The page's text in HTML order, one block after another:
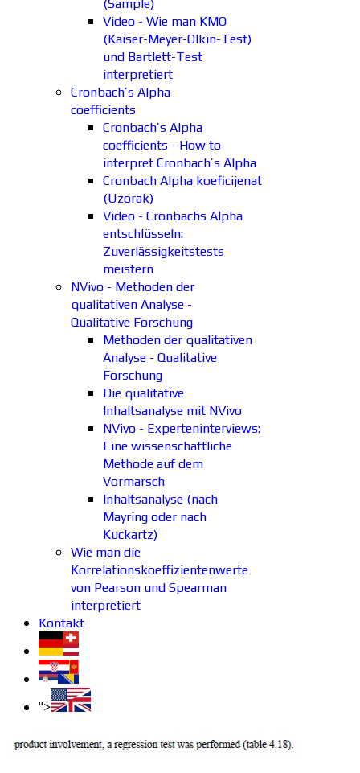
(Sample)
Video - Wie man KMO
(Kaiser-Meyer-Olkin-Test)
und Bartlett-Test
interpretiert
Cronbach’s Alpha
coefficients
Cronbach’s Alpha
coefficients - How to
interpret Cronbach’s Alpha
Cronbach Alpha koeficijenat
(Uzorak)
Video - Cronbachs Alpha
entschlüsseln:
Zuverlässigkeitstests
meistern
NVivo - Methoden der
qualitativen Analyse -
Qualitative Forschung
Methoden der qualitativen
Analyse - Qualitative
Forschung
Die qualitative
Inhaltsanalyse mit NVivo
NVivo - Experteninterviews:
Eine wissenschaftliche
Methode auf dem
Vormarsch
Inhaltsanalyse (nach
Mayring oder nach
Kuckartz)
Wie man die
Korrelationskoeffizientenwerte
von Pearson und Spearman
interpretiert
Kontakt
">